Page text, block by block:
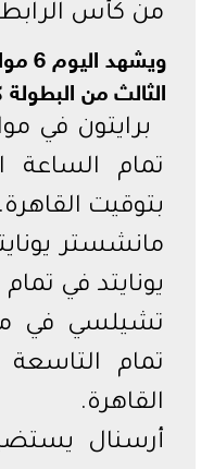
من كأس الرابطة
الثالث من البطولة
برايتون في
تمام الساعة
بتوقيت القاهرة.
مانشستر
يونايتد في
تشيلسي في
تمام
القاهرة.
أرسنال